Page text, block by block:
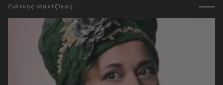
Γιάννης Μαντζίκος